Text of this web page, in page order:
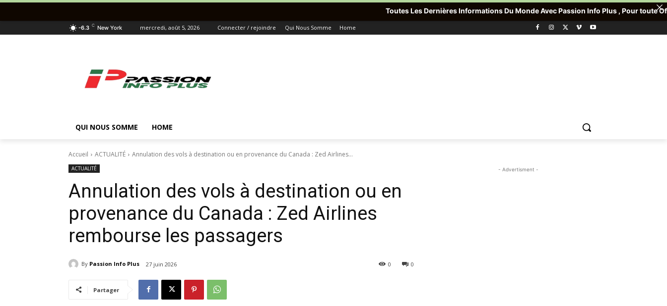
-6.3 C New York mercredi, août 5, 2026 Connecter / rejoindre Qui Nous Somme Home
QUI NOUS SOMME HOME
Accueil ACTUALITÉ Annulation des vols à destination ou en provenance du Canada : Zed Airlines...
ACTUALITÉ
Annulation des vols à destination ou en
provenance du Canada : Zed Airlines
rembourse les passagers
By Passion Info Plus 27 juin 2026 0
0
Partager
- Advertisment -
Toutes Les Dernières Informations Du Monde Avec Passion Info Plus , Pour toute Offre